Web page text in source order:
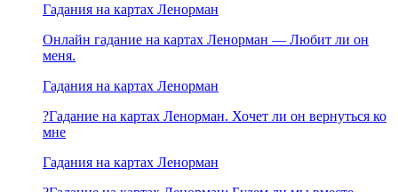
Гадания на картах Ленорман
Онлайн гадание на картах Ленорман — Любит ли он
меня.
Гадания на картах Ленорман
?Гадание на картах Ленорман. Хочет ли он вернуться ко
мне
Гадания на картах Ленорман